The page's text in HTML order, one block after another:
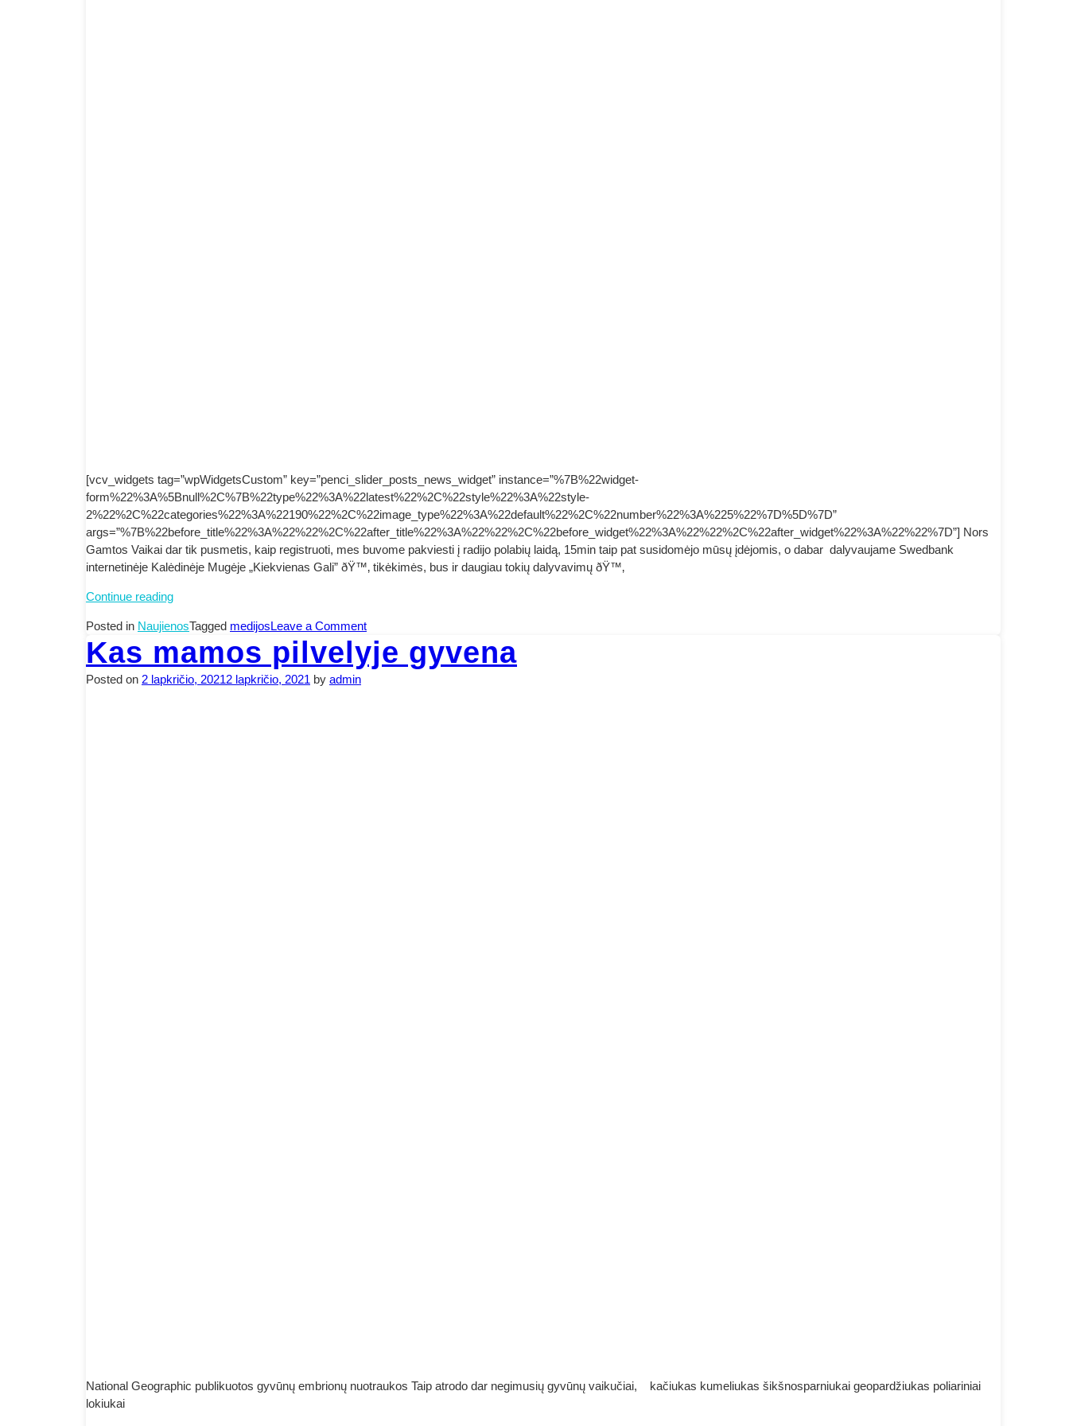
[vcv_widgets tag=”wpWidgetsCustom” key=”penci_slider_posts_news_widget” instance=”%7B%22widget-
form%22%3A%5Bnull%2C%7B%22type%22%3A%22latest%22%2C%22style%22%3A%22style-
2%22%2C%22categories%22%3A%22190%22%2C%22image_type%22%3A%22default%22%2C%22number%22%3A%225%22%7D%5D%7D”
args=”%7B%22before_title%22%3A%22%22%2C%22after_title%22%3A%22%22%2C%22before_widget%22%3A%22%22%2C%22after_widget%22%3A%22%22%7D”] Nors
Gamtos Vaikai dar tik pusmetis, kaip registruoti, mes buvome pakviesti į radijo polabių laidą, 15min taip pat susidomėjo mūsų įdėjomis, o dabar dalyvaujame Swedbank
internetinėje Kalėdinėje Mugėje „Kiekvienas Gali” ðŸ™‚ tikėkimės, bus ir daugiau tokių dalyvavimų ðŸ™‚
Continue readingMes
Medijos
Posted in NaujienosTagged medijosLeave a Commenton
Mes
ir
Kas mamos pilvelyje gyvena
Posted on 2 lapkričio, 20212 lapkričio, 2021 by admin
National Geographic publikuotos gyvūnų embrionų nuotraukos Taip atrodo dar negimusių gyvūnų vaikučiai, kačiukas kumeliukas šikšnosparniukai geopardžiukas poliariniai
lokiukai